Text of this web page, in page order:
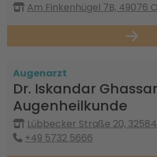
Am Finkenhügel 7B, 49076
Augenarzt
Dr. Iskandar
Augenheilkunde
Lübbecker Straße 20,
+49 5732 5666